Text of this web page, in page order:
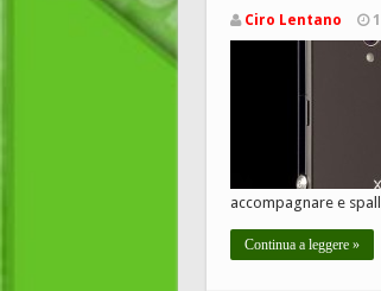
Ciro Lentano
accompagnare e
Continua a leggere »